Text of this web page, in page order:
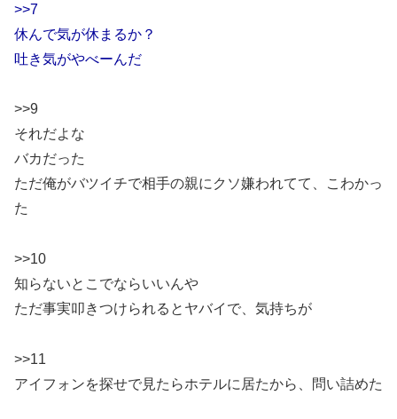
>>7
休んで気が休まるか？
吐き気がやべーんだ
>>9
それだよな
バカだった
ただ俺がバツイチで相手の親にクソ嫌われてて、こわかっ
た
>>10
知らないとこでならいいんや
ただ事実叩きつけられるとヤバイで、気持ちが
>>11
アイフォンを探せで見たらホテルに居たから、問い詰めた